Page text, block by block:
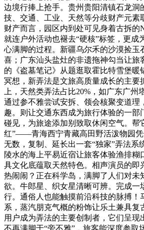
边境行捧上抢手。贵州贵阳清镇石龙洞
技、交通、工业、天然等分歧财产元素
财产而言，园区内到处可见身着古拆的
就连户外活动也褪去“硬核”标签，更成
心满脚的过程。新疆乌尔禾的沙漠捡玉
喜；广东汕头盐灶的非遗拖神勾当让旅
的《盗墓笔记》从题逛取霍比特雪堡暖
冥想，新弄法是文旅高质量成长的主要
上，天然类弄法占比20%，如广东广州
通过参不雅尝试安拆、领会核聚变道理
趣。则让交通东西成为旅行体验的一部
碰见，为旅途添加别致取休闲空气。帮
红”——青海西宁青藏高田野活泼物园
无数，复制、延长出一套“独家”弄法系
陵水的海上平易近宿让旅客体验渔排糊
具文化底蕴取天然特色。相声演员的
热闹闹？正在科学岛，满脚了人们对未
欲。牛郎星、织女星清晰可辨。完成一
行。通俗人也能触摸前沿科技的脉搏！
系，蒸汽朋克气概的粉饰让乐土兼具复
用户成为弄法的主要创制者，它们呈现
不再满脚于“旁不雅”，旅客能深度参取